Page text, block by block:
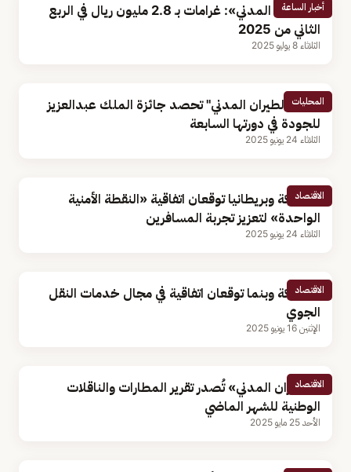
أخبار الساعة
«الطيران المدني»: غرامات بـ 2.8 مليون ريال في الربع
الثاني من 2025
الثلاثاء 8 يوليو 2025
المحليات
"هيئة الطيران المدني" تحصد جائزة الملك عبدالعزيز
للجودة في دورتها السابعة
الثلاثاء 24 يونيو 2025
الاقتصاد
المملكة وبريطانيا توقعان اتفاقية «النقطة الأمنية
الواحدة» لتعزيز تجربة المسافرين
الثلاثاء 24 يونيو 2025
الاقتصاد
المملكة وبنما توقعان اتفاقية في مجال خدمات النقل
الجوي
الإثنين 16 يونيو 2025
الاقتصاد
«الطيران المدني» تُصدر تقرير المطارات والناقلات
الوطنية للشهر الماضي
الأحد 25 مايو 2025